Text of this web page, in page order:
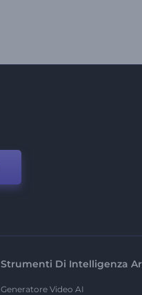
Strumenti Di Intelligenza
Generatore Video AI